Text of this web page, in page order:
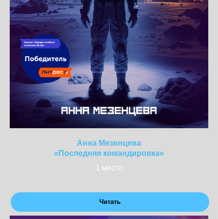
Анна Мезенцева
«Последняя командировка»
1 место
Читать